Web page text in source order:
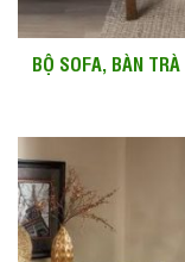
BỘ SOFA, BÀN